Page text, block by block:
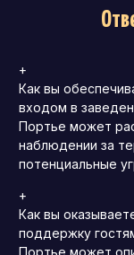
+
Как вы
входом в
Портье может
наблюдении за
потенциальные
+
Как вы
поддержку
Портье может